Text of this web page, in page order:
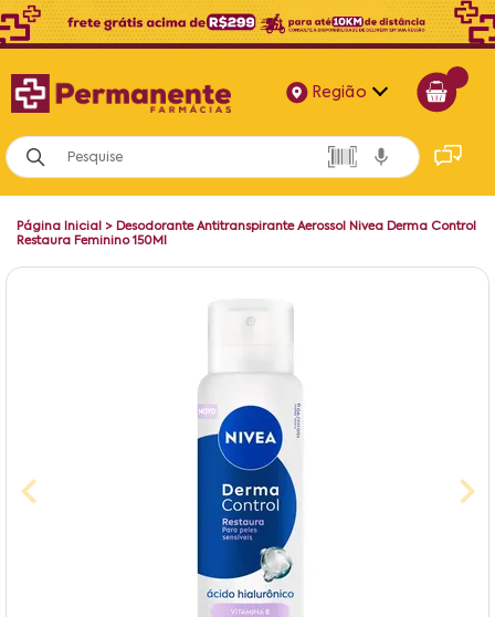
Região
Alagoas
Bahia
Página Inicial > Desodorante Antitranspirante Aerossol Nivea Derma Control
Restaura Feminino 150Ml